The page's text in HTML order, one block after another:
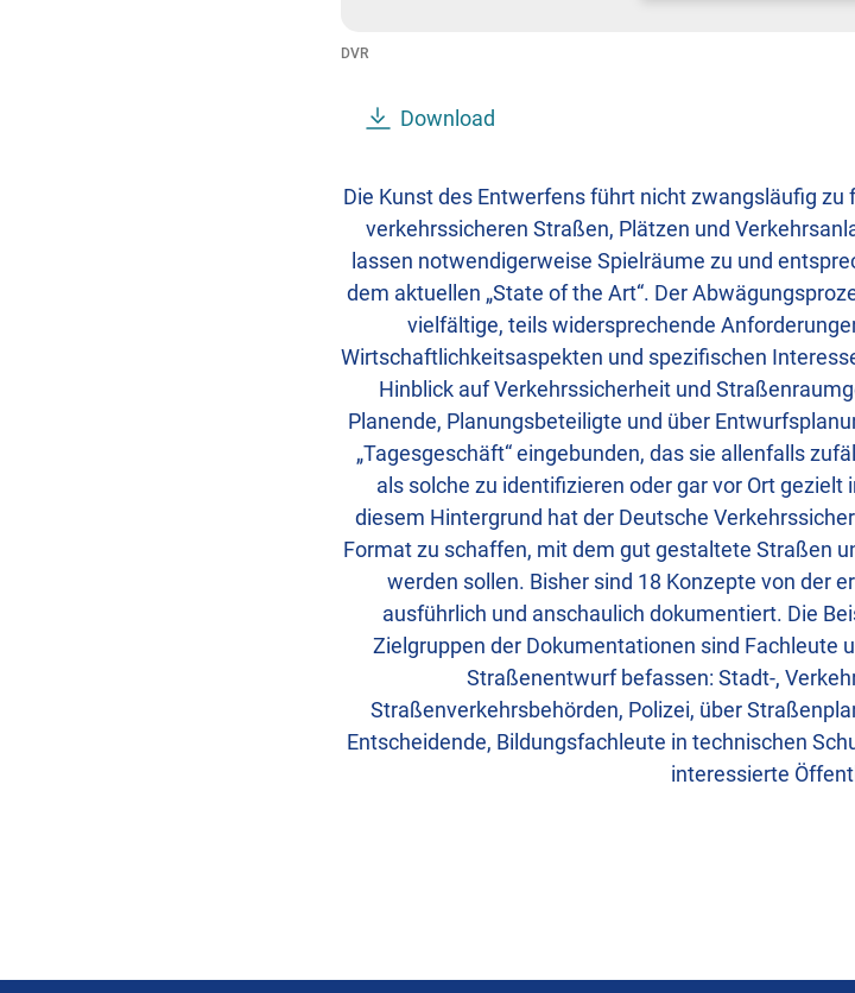
DVR
Download
Die Kunst des Entwerfens führt nicht zwangsläufig
verkehrssicheren Straßen, Plätzen und
lassen notwendigerweise Spielräume zu und
dem aktuellen „State of the Art“. Der
vielfältige, teils widersprechende
Wirtschaftlichkeitsaspekten und spezifischen
Hinblick auf Verkehrssicherheit und
Planende, Planungsbeteiligte und über
„Tagesgeschäft“ eingebunden, das sie allenfalls
als solche zu identifizieren oder gar vor Ort
diesem Hintergrund hat der Deutsche
Format zu schaffen, mit dem gut gestaltete Straßen
werden sollen. Bisher sind 18 Konzepte von der
ausführlich und anschaulich dokumentiert. Die
Zielgruppen der Dokumentationen sind Fachleute
Straßenentwurf befassen: Stadt-,
Straßenverkehrsbehörden, Polizei, über
Entscheidende, Bildungsfachleute in technischen
interessierte